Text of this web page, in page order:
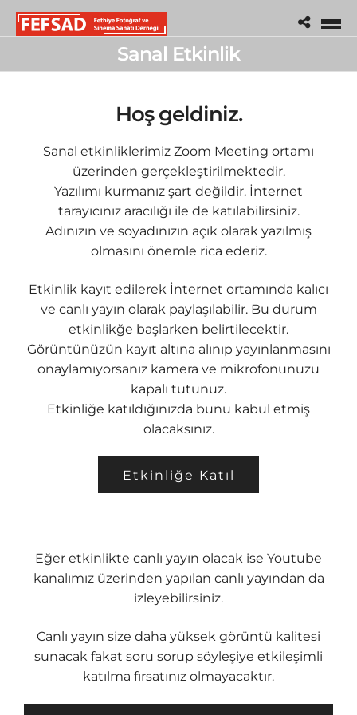
Sanal Etkinlik
Hoş geldiniz.
Sanal etkinliklerimiz Zoom Meeting ortamı
üzerinden gerçekleştirilmektedir.
Yazılımı kurmanız şart değildir. İnternet
tarayıcınız aracılığı ile de katılabilirsiniz.
Adınızın ve soyadınızın açık olarak yazılmış
olmasını önemle rica ederiz.
Etkinlik kayıt edilerek İnternet ortamında kalıcı
ve canlı yayın olarak paylaşılabilir. Bu durum
etkinlikğe başlarken belirtilecektir.
Görüntünüzün kayıt altına alınıp yayınlanmasını
onaylamıyorsanız kamera ve mikrofonunuzu
kapalı tutunuz.
Etkinliğe katıldığınızda bunu kabul etmiş
olacaksınız.
Etkinliğe Katıl
Eğer etkinlikte canlı yayın olacak ise Youtube
kanalımız üzerinden yapılan canlı yayından da
izleyebilirsiniz.
Canlı yayın size daha yüksek görüntü kalitesi
sunacak fakat soru sorup söyleşiye etkileşimli
katılma fırsatınız olmayacaktır.